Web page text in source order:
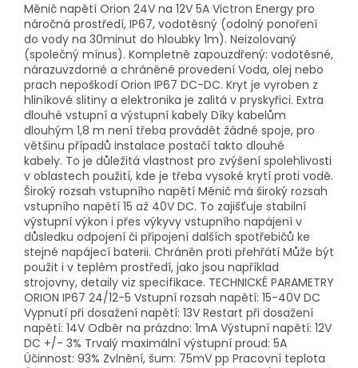
Měnič napětí Orion 24V na 12V 5A Victron Energy pro
náročná prostředí, IP67, vodotěsný (odolný ponoření
do vody na 30minut do hloubky 1m). Neizolovaný
(společný mínus). Kompletně zapouzdřený: vodotěsné,
nárazuvzdorné a chráněné provedení Voda, olej nebo
prach nepoškodí Orion IP67 DC-DC. Kryt je vyroben z
hliníkové slitiny a elektronika je zalitá v pryskyřici. Extra
dlouhé vstupní a výstupní kabely Díky kabelům
dlouhým 1,8 m není třeba provádět žádné spoje, pro
většinu případů instalace postačí takto dlouhé
kabely. To je důležitá vlastnost pro zvýšení spolehlivosti
v oblastech použití, kde je třeba vysoké krytí proti vodě.
Široký rozsah vstupního napětí Měnič má široký rozsah
vstupního napětí 15 až 40V DC. To zajišťuje stabilní
výstupní výkon i přes výkyvy vstupního napájení v
důsledku odpojení či připojení dalších spotřebičů ke
stejné napájecí baterii. Chráněn proti přehřátí Může být
použit i v teplém prostředí, jako jsou například
strojovny, detaily viz specifikace. TECHNICKÉ PARAMETRY
ORION IP67 24/12-5 Vstupní rozsah napětí: 15-40V DC
Vypnutí při dosažení napětí: 13V Restart při dosažení
napětí: 14V Odběr na prázdno: 1mA Výstupní napětí: 12V
DC +/- 3% Trvalý maximální výstupní proud: 5A
Účinnost: 93% Zvlnění, šum: 75mV pp Pracovní teplota